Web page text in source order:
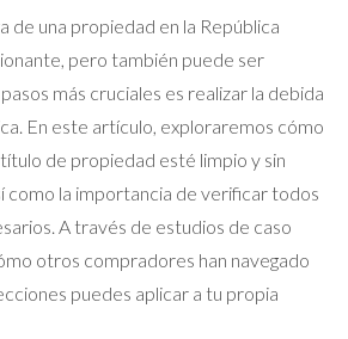
de una propiedad en la República
pero también puede ser
más cruciales es realizar la debida
En este artículo, exploraremos cómo
de propiedad esté limpio y sin
como la importancia de verificar todos
A través de estudios de caso
otros compradores han navegado
puedes aplicar a tu propia